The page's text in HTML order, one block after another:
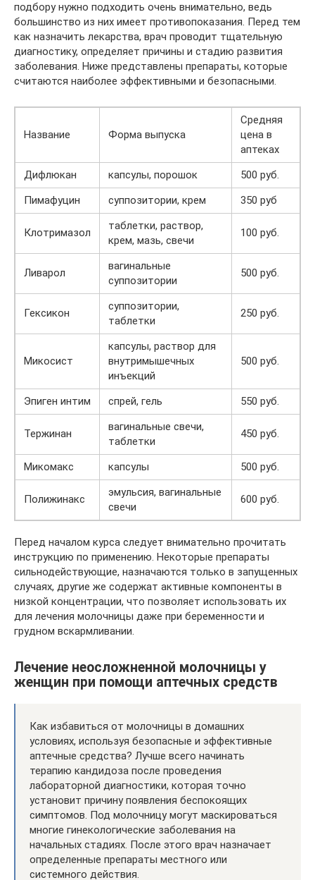
подбору нужно подходить очень внимательно, ведь
большинство из них имеет противопоказания. Перед тем
как назначить лекарства, врач проводит тщательную
диагностику, определяет причины и стадию развития
заболевания. Ниже представлены препараты, которые
считаются наиболее эффективными и безопасными.
Название Форма выпуска
Средняя
цена в
аптеках
Дифлюкан
капсулы, порошок
500 руб.
Пимафуцин
суппозитории, крем 350 руб
Клотримазол
таблетки, раствор,
крем, мазь, свечи
100 руб.
Ливарол
вагинальные
суппозитории
500 руб.
Гексикон
суппозитории,
таблетки
250 руб.
Микосист
капсулы, раствор для
внутримышечных
инъекций
500 руб.
Эпиген интим спрей, гель 550 руб.
Тержинан
вагинальные свечи,
таблетки
450 руб.
Микомакс капсулы 500 руб.
Полижинакс
эмульсия, вагинальные
свечи
600 руб.
Перед началом курса следует внимательно прочитать
инструкцию по применению. Некоторые препараты
сильнодействующие, назначаются только в запущенных
случаях, другие же содержат активные компоненты в
низкой концентрации, что позволяет использовать их
для лечения молочницы даже при беременности и
грудном вскармливании.
Лечение неосложненной молочницы у
женщин при помощи аптечных средств
Как избавиться от молочницы в домашних
условиях, используя безопасные и эффективные
аптечные средства? Лучше всего начинать
терапию кандидоза после проведения
лабораторной диагностики, которая точно
установит причину появления беспокоящих
симптомов. Под молочницу могут маскироваться
многие гинекологические заболевания на
начальных стадиях. После этого врач назначает
определенные препараты местного или
системного действия.